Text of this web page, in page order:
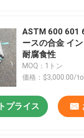
ASTM 600 601
ースの合金 イ
耐腐食性
MOQ：1トン
価格：$3,000.00/
プライス